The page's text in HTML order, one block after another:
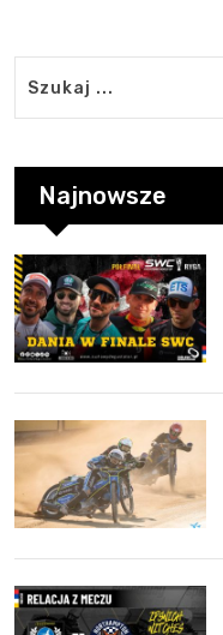
Najnowsze